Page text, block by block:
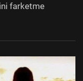
farketme